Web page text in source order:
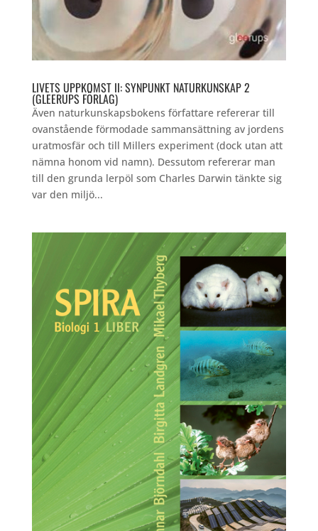
LIVETS UPPKOMST II: SYNPUNKT NATURKUNSKAP 2
(GLEERUPS FÖRLAG)
Även naturkunskapsbokens författare refererar till
ovanstående förmodade sammansättning av jordens
uratmosfär och till Millers experiment (dock utan att
nämna honom vid namn). Dessutom refererar man
till den grunda lerpöl som Charles Darwin tänkte sig
var den miljö...